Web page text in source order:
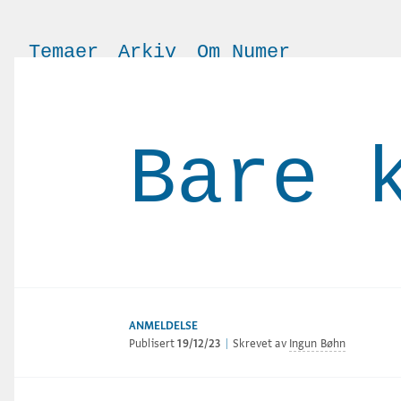
Temaer Arkiv Om Numer
Bare
ANMELDELSE
Publisert19/12/23 Skrevet av Ingun Bøhn